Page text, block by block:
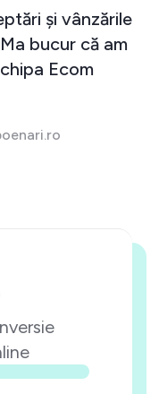
și vânzările
bucur că am
Ecom